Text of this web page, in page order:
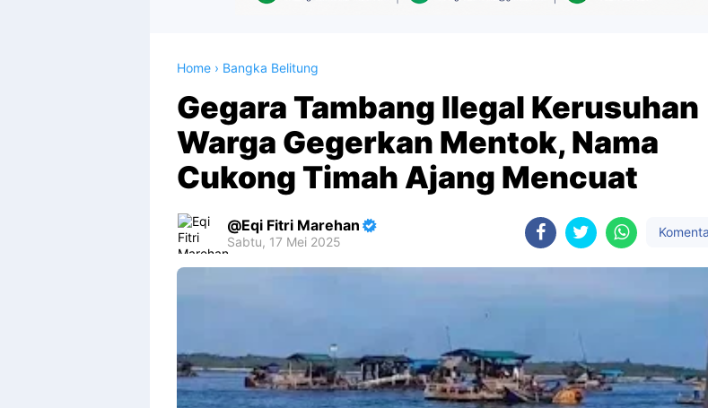
Home › Bangka Belitung
Gegara Tambang Ilegal Kerusuhan
Warga Gegerkan Mentok, Nama
Cukong Timah Ajang Mencuat
Eqi Fitri Marehan
Sabtu, 17 Mei 2025
Premium
With
Shroff
Templates